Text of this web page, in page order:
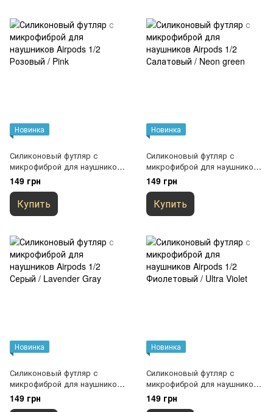
Новинка
Силиконовый футляр с
микрофиброй для наушников
Airpods 1/2 Розовый / Pink
149 грн
Купить
Новинка
Силиконовый футляр с
микрофиброй для наушников
Airpods 1/2 Салатовый / Neon
green
149 грн
Купить
Новинка
Силиконовый футляр с
микрофиброй для наушников
Airpods 1/2 Серый / Lavender
Gray
149 грн
Новинка
Силиконовый футляр с
микрофиброй для наушников
Airpods 1/2 Фиолетовый / Ultra
Violet
149 грн